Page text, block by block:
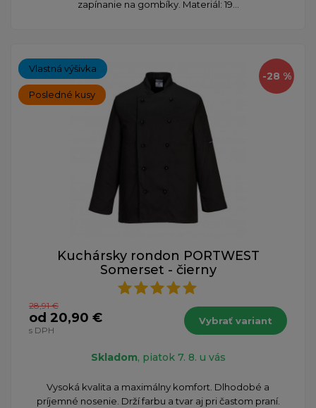
zapínanie na gombíky. Materiál: 19...
-28 %
Vlastná výšivka
Posledné kusy
Kuchársky rondon PORTWEST
Somerset - čierny
28,91 €
od 20,90 €
s DPH
Vybrať variant
Skladom, piatok 7. 8. u vás
Vysoká kvalita a maximálny komfort. Dlhodobé a
príjemné nosenie. Drží farbu a tvar aj pri častom praní.